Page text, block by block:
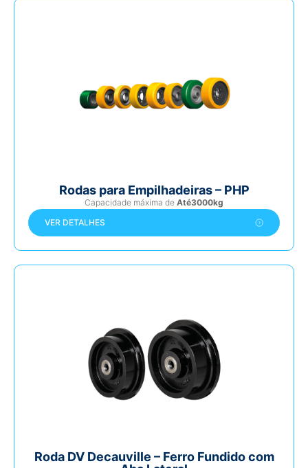
Rodas para Empilhadeiras – PHP
Capacidade máxima de Até3000kg
VER DETALHES
Roda DV Decauville – Ferro Fundido com